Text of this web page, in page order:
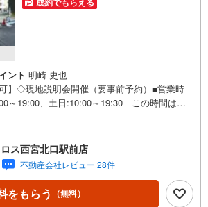
ント 明崎 史也
可】◇現地説明会開催（要事前予約）■営業時
～19:00、土日:10:00～19:30 この時間はお
ん。お好みの工務店・ハウスメーカーで建築
水道筋商店街徒歩1分の生活便利な立地になり
子公園駅・JR摩耶駅ともに徒歩10分でアクセ
利な立地○センチュリー21アクロスグループ
○■センチュリー21グループで28年連続No.1（1
年兵庫地区仲介実績） 西宮・尼崎・伊丹・
ス西宮北口駅前店
不動産会社レビュー 28件
をもらう （無料）